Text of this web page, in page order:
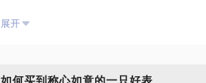
这些问题，我来帮你解决，一起聊聊钟表经
展开
如何买到称心如意的一只好表